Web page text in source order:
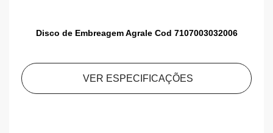
Disco de Embreagem Agrale Cod 7107003032006
VER ESPECIFICAÇÕES